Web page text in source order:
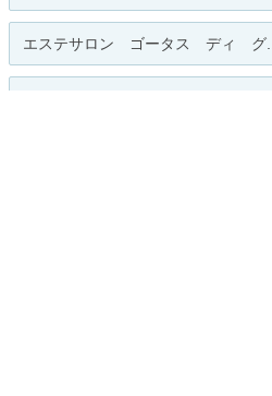
エステサロン ゴータス ディ グ...